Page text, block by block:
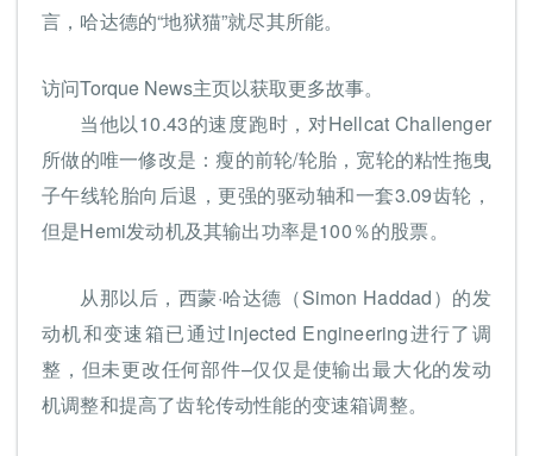
言，哈达德的“地狱猫”就尽其所能。
访问Torque News主页以获取更多故事。
当他以10.43的速度跑时，对Hellcat Challenger
所做的唯一修改是：瘦的前轮/轮胎，宽轮的粘性拖曳
子午线轮胎向后退，更强的驱动轴和一套3.09齿轮，
但是Hemi发动机及其输出功率是100％的股票。
从那以后，西蒙·哈达德（Simon Haddad）的发
动机和变速箱已通过Injected Engineering进行了调
整，但未更改任何部件–仅仅是使输出最大化的发动
机调整和提高了齿轮传动性能的变速箱调整。